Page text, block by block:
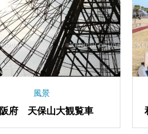
祭り
大阪府 十日戎の縁起物